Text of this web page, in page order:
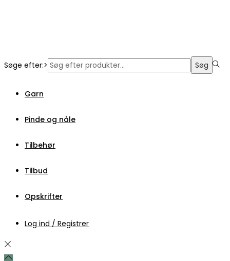
Søge efter:> Søg
Garn
Pinde og nåle
Tilbehør
Tilbud
Opskrifter
Log ind / Registrer